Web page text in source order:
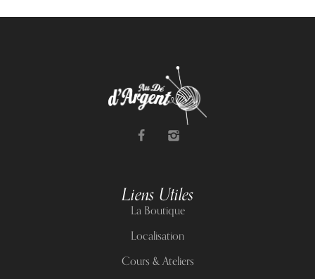
Liens Utiles
La Boutique
Localisation
Cours & Ateliers